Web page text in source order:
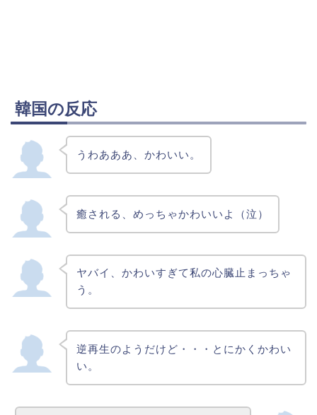
韓国の反応
うわあああ、かわいい。
癒される、めっちゃかわいいよ（泣）
ヤバイ、かわいすぎて私の心臓止まっちゃ
う。
逆再生のようだけど・・・とにかくかわい
い。